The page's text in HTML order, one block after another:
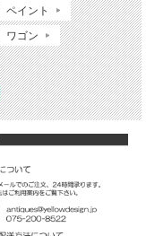
ペイント
ワゴン